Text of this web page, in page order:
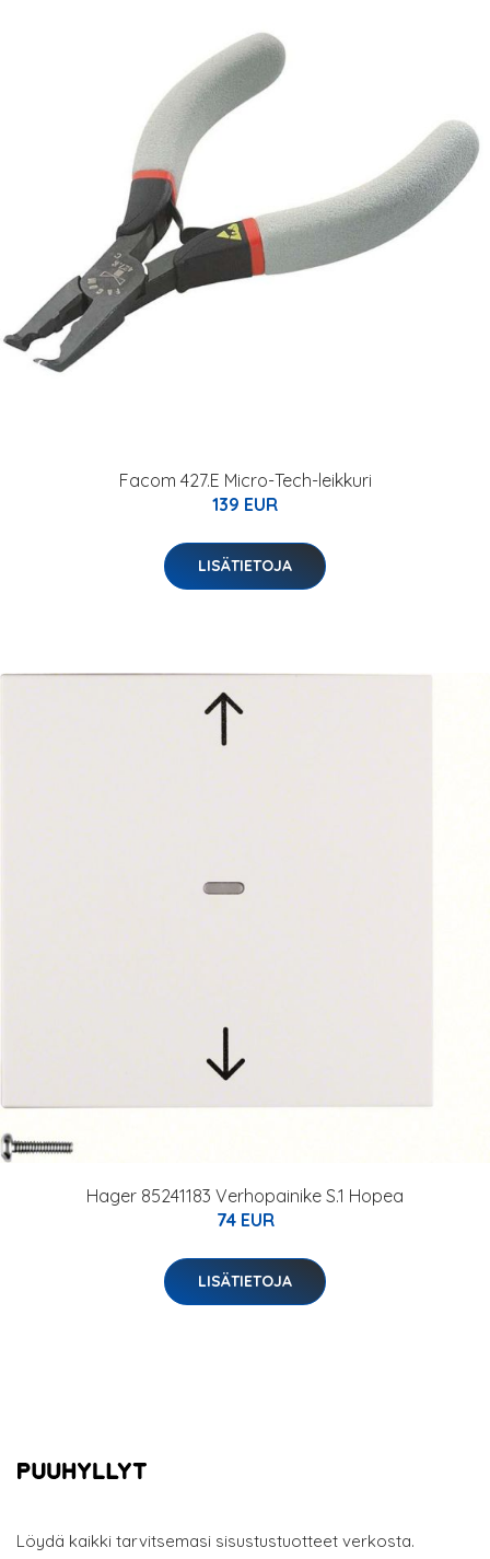
Facom 427.E Micro-Tech-leikkuri
139 EUR
LISÄTIETOJA
Hager 85241183 Verhopainike S.1 Hopea
74 EUR
LISÄTIETOJA
Löydä kaikki tarvitsemasi sisustustuotteet verkosta.